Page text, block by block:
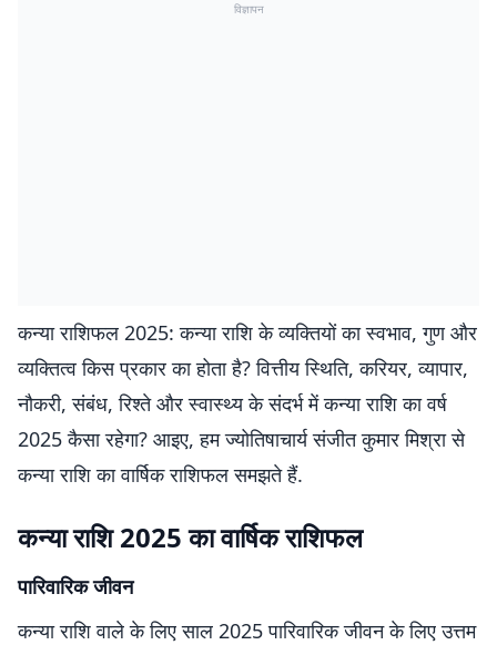
विज्ञापन
कन्या राशिफल 2025: कन्या राशि के व्यक्तियों का स्वभाव, गुण और
व्यक्तित्व किस प्रकार का होता है? वित्तीय स्थिति, करियर, व्यापार,
नौकरी, संबंध, रिश्ते और स्वास्थ्य के संदर्भ में कन्या राशि का वर्ष
2025 कैसा रहेगा? आइए, हम ज्योतिषाचार्य संजीत कुमार मिश्रा से
कन्या राशि का वार्षिक राशिफल समझते हैं.
कन्या राशि 2025 का वार्षिक राशिफल
पारिवारिक जीवन
कन्या राशि वाले के लिए साल 2025 पारिवारिक जीवन के लिए उत्तम